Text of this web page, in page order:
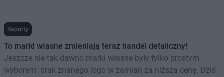
Raporty
To marki własne zmieniają teraz handel detaliczny!
Jeszcze nie tak dawno marki własne były tylko prostym
wyborem: brak znanego logo w zamian za niższą cenę. Dziś